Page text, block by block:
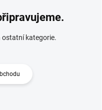
ostatní kategorie.